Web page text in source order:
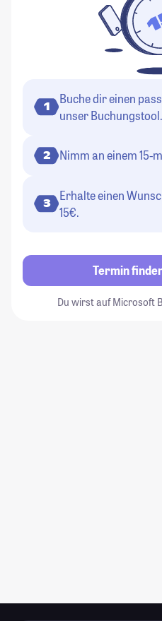
1
Buche dir einen
unser Buchungstool.
2 Nimm an einem 15-
3
Erhalte einen
15€.
Termin
Du wirst auf Microsoft